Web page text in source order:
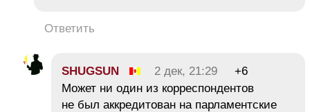
Ответить
SHUGSUN 2 дек, 21:29
+6
Может ни один из корреспондентов
не был аккредитован на парламентские